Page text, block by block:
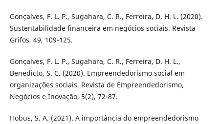
Gonçalves, F. L. P., Sugahara, C. R., Ferreira, D. H. L. (2020).
Sustentabilidade financeira em negócios sociais. Revista
Grifos, 49, 109-125.
Gonçalves, F. L. P., Sugahara, C. R., Ferreira, D. H. L.,
Benedicto, S. C. (2020). Empreendedorismo social em
organizações sociais. Revista de Empreendedorismo,
Negócios e Inovação, 5(2), 72-87.
Hobus, S. A. (2021). A importância do empreendedorismo